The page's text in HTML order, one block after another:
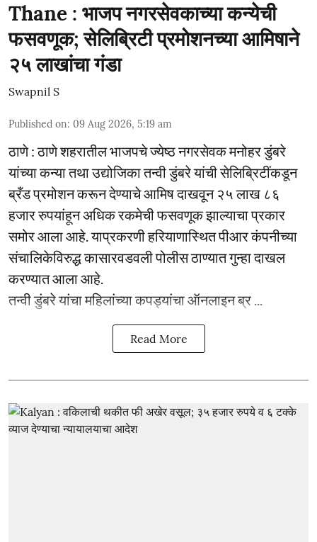
Thane : भाजप नगरसेवकाच्या कन्येची
फसवणूक; सेलिब्रिटी प्रमोशनच्या आमिषाने
२५ लाखांचा गंडा
Swapnil S
Published on: 09 Aug 2026, 5:19 am
ठाणे : ठाणे शहरातील भाजपचे ज्येष्ठ नगरसेवक मनोहर डुंबरे
यांच्या कन्या तथा उद्योजिका तन्वी डुंबरे यांची सेलिब्रिटींकडून
ब्रँड प्रमोशन करून देण्याचे आमिष दाखवून २५ लाख ८६
हजार रुपयांहून अधिक रकमेची फसवणूक झाल्याचा प्रकार
समोर आला आहे. याप्रकरणी हरियाणास्थित पीआर कंपनीच्या
संचालिकेविरुद्ध कासारवडवली पोलीस ठाण्यात गुन्हा दाखल
करण्यात आला आहे.
तन्वी डुंबरे यांचा महिलांच्या कपड्यांचा ऑनलाइन ब्र ...
Read More